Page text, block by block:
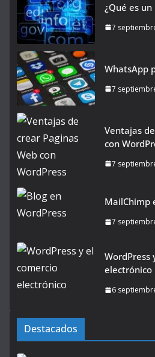
¿Qué es
7
WhatsApp
7
Ventajas
con
7
MailChimp
7
WordPress
electrónico
6
Destacados